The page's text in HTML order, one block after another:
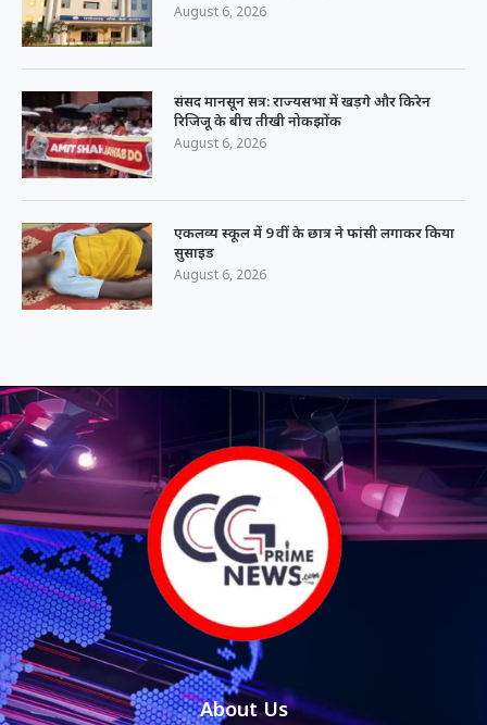
August 6, 2026
संसद मानसून सत्र: राज्यसभा में खड़गे और किरेन
रिजिजू के बीच तीखी नोकझोंक
August 6, 2026
एकलव्य स्कूल में 9 वीं के छात्र ने फांसी लगाकर किया
सुसाइड
August 6, 2026
About Us